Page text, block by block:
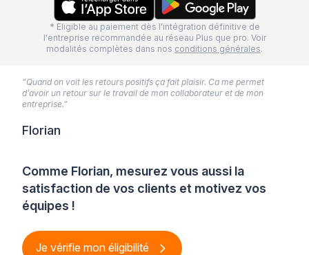
* Eligible au paiement dès l'intégration définitive de
l'entreprise recommandée au réseau Plus que pro. Voir
modalités complètes dans nos conditions générales.
Comme Florian, mesurez vous aussi la
satisfaction de vos clients et motivez vos
équipes !
Je vérifie mon éligibilité
“Quand on voit les retours positifs ça fait plaisir. Ca me permet
d’avoir un retour sur le travail de mon collaborateur et de mon
entreprise.”
Florian